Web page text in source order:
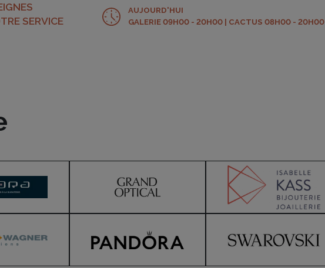
SERVICE
AUJOURD'HUI
GALERIE 09H00 - 20H00 | CACTUS 08H00 - 20H00